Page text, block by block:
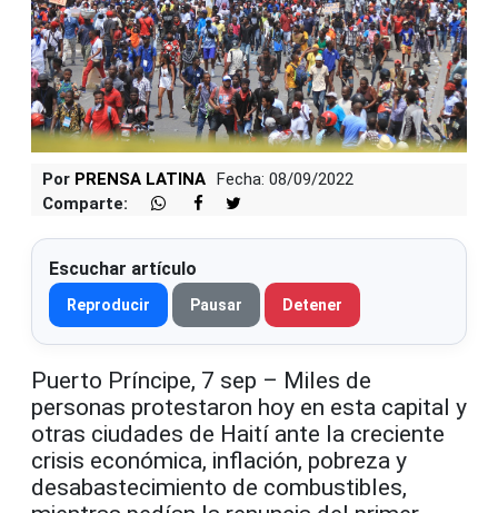
Por PRENSA LATINA Fecha: 08/09/2022
Comparte:
Escuchar artículo
Reproducir Pausar Detener
Puerto Príncipe, 7 sep – Miles de
personas protestaron hoy en esta capital y
otras ciudades de Haití ante la creciente
crisis económica, inflación, pobreza y
desabastecimiento de combustibles,